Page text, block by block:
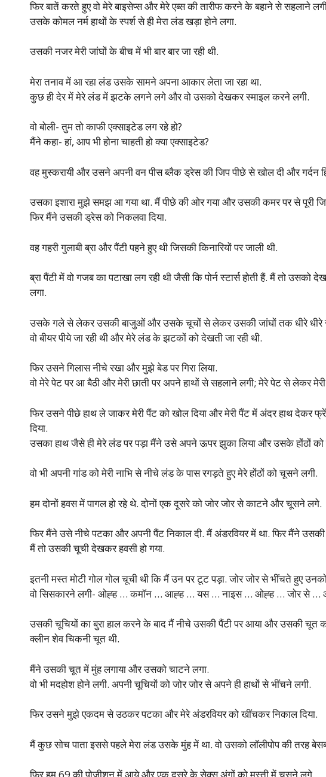
फिर बातें करते हुए वो मेरे बाइसेप्स और मेरे एब्स की तारीफ करने के बहाने से सहलाने
उसके कोमल नर्म हाथों के स्पर्श से ही मेरा लंड खड़ा होने लगा.
उसकी नजर मेरी जांघों के बीच में भी बार बार जा रही थी.
मेरा तनाव में आ रहा लंड उसके सामने अपना आकार लेता जा रहा था.
कुछ ही देर में मेरे लंड में झटके लगने लगे और वो उसको देखकर स्माइल करने लगी.
वो बोली- तुम तो काफी एक्साइटेड लग रहे हो?
मैंने कहा- हां, आप भी होना चाहती हो क्या एक्साइटेड?
वह मुस्करायी और उसने अपनी वन पीस ब्लैक ड्रेस की जिप पीछे से खोल दी और गर्दन
उसका इशारा मुझे समझ आ गया था. मैं पीछे की ओर गया और उसकी कमर पर से पूरी
फिर मैंने उसकी ड्रेस को निकलवा दिया.
वह गहरी गुलाबी ब्रा और पैंटी पहने हुए थी जिसकी किनारियों पर जाली थी.
ब्रा पैंटी में वो गजब का पटाखा लग रही थी जैसी कि पोर्न स्टार्स होती हैं. मैं तो
लगा.
उसके गले से लेकर उसकी बाजुओं और उसके चूचों से लेकर उसकी जांघों तक धीरे धीरे
वो बीयर पीये जा रही थी और मेरे लंड के झटकों को देखती जा रही थी.
फिर उसने गिलास नीचे रखा और मुझे बेड पर गिरा लिया.
वो मेरे पेट पर आ बैठी और मेरी छाती पर अपने हाथों से सहलाने लगी; मेरे पेट से लेकर
फिर उसने पीछे हाथ ले जाकर मेरी पैंट को खोल दिया और मेरी पैंट में अंदर हाथ देकर
दिया.
उसका हाथ जैसे ही मेरे लंड पर पड़ा मैंने उसे अपने ऊपर झुका लिया और उसके होंठों
वो भी अपनी गांड को मेरी नाभि से नीचे लंड के पास रगड़ते हुए मेरे होंठों को चूसने लगी.
हम दोनों हवस में पागल हो रहे थे. दोनों एक दूसरे को जोर जोर से काटने और चूसने लगे.
फिर मैंने उसे नीचे पटका और अपनी पैंट निकाल दी. मैं अंडरवियर में था. फिर मैंने
मैं तो उसकी चूची देखकर हवसी हो गया.
इतनी मस्त मोटी गोल गोल चूची थी कि मैं उन पर टूट पड़ा. जोर जोर से भींचते हुए
वो सिसकारने लगी- ओह्ह … कमॉन … आह्ह … यस … नाइस … ओह्ह … जोर से
उसकी चूचियों का बुरा हाल करने के बाद मैं नीचे उसकी पैंटी पर आया और उसकी चूत
क्लीन शेव चिकनी चूत थी.
मैंने उसकी चूत में मुंह लगाया और उसको चाटने लगा.
वो भी मदहोश होने लगी. अपनी चूचियों को जोर जोर से अपने ही हाथों से भींचने लगी.
फिर उसने मुझे एकदम से उठकर पटका और मेरे अंडरवियर को खींचकर निकाल दिया.
मैं कुछ सोच पाता इससे पहले मेरा लंड उसके मुंह में था. वो उसको लॉलीपोप की तरह